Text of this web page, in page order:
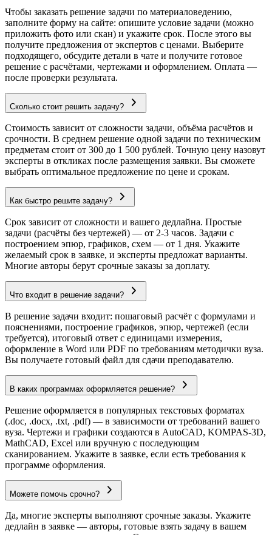
Чтобы заказать решение задачи по материаловедению,
заполните форму на сайте: опишите условие задачи (можно
приложить фото или скан) и укажите срок. После этого вы
получите предложения от экспертов с ценами. Выберите
подходящего, обсудите детали в чате и получите готовое
решение с расчётами, чертежами и оформлением. Оплата —
после проверки результата.
Сколько стоит решить задачу?
Стоимость зависит от сложности задачи, объёма расчётов и
срочности. В среднем решение одной задачи по техническим
предметам стоит от 300 до 1 500 рублей. Точную цену назовут
эксперты в откликах после размещения заявки. Вы сможете
выбрать оптимальное предложение по цене и срокам.
Как быстро решите задачу?
Срок зависит от сложности и вашего дедлайна. Простые
задачи (расчёты без чертежей) — от 2-3 часов. Задачи с
построением эпюр, графиков, схем — от 1 дня. Укажите
желаемый срок в заявке, и эксперты предложат варианты.
Многие авторы берут срочные заказы за доплату.
Что входит в решение задачи?
В решение задачи входит: пошаговый расчёт с формулами и
пояснениями, построение графиков, эпюр, чертежей (если
требуется), итоговый ответ с единицами измерения,
оформление в Word или PDF по требованиям методички вуза.
Вы получаете готовый файл для сдачи преподавателю.
В каких программах оформляется решение?
Решение оформляется в популярных текстовых форматах
(.doc, .docx, .txt, .pdf) — в зависимости от требований вашего
вуза. Чертежи и графики создаются в AutoCAD, KOMPAS-3D,
MathCAD, Excel или вручную с последующим
сканированием. Укажите в заявке, если есть требования к
программе оформления.
Можете помочь срочно?
Да, многие эксперты выполняют срочные заказы. Укажите
дедлайн в заявке — авторы, готовые взять задачу в вашем